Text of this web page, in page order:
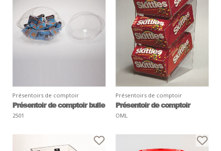
Présentoirs de comptoir
Présentoir de comptoir bulle
2501
Présentoirs de comptoir
Présentoir de comptoir
OML